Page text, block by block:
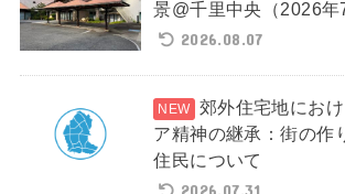
景@千里中央（2026年
2026.08.07
郊外住宅地にお
ア精神の継承：街の作
住民について
2026.07.31